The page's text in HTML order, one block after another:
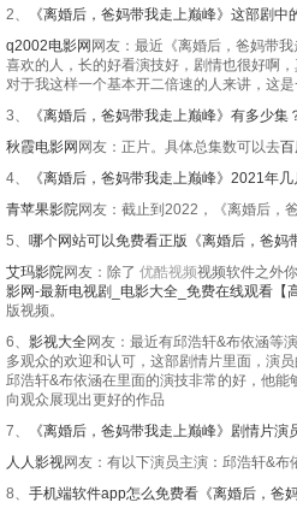
2、
《离婚后，爸妈带我走上巅峰》这部剧中
q2002电影网网友：最近《离婚后，爸妈带
喜欢的人，长的好看演技好，剧情也很好啊
对于我这样一个基本开二倍速的人来讲，这是
3、
《离婚后，爸妈带我走上巅峰》有多少集
秋霞电影网网友：正片。具体总集数可以去
4、
《离婚后，爸妈带我走上巅峰》2021年几
青苹果影院网友：截止到2022，《离婚后，
5、 哪个网站可以免费看正版《离婚后，爸妈
艾玛影院网友：除了 优酷视频视频软件之外
影网-最新电视剧_电影大全_免费在线观看【
版视频。
6、 影视大全网友：最近有邱浩轩&布依涵等
多观众的欢迎和认可，这部剧情片里面，演
邱浩轩&布依涵在里面的演技非常的好，他能
向观众展现出更好的作品
7、
《离婚后，爸妈带我走上巅峰》剧情片演
人人影视网友：有以下演员主演：邱浩轩&布
8、 手机端软件app怎么免费看《离婚后，爸